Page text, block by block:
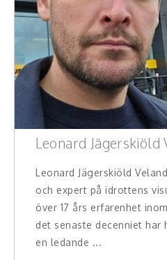
Leonard Jägerskiöld
Leonard Jägerskiöld
och expert på idrottens
över 17 års erfarenhet
det senaste decenniet har
en ledande ...